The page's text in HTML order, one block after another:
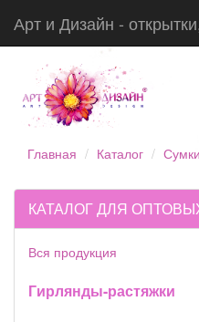
Арт и Дизайн -
Главная Каталог Сумки
КАТАЛОГ ДЛЯ
Вся продукция
Гирлянды-растяжки